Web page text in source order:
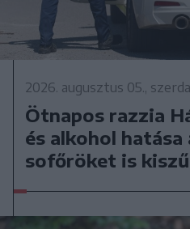
2026. augusztus 05., szerda
Ötnapos razzia
és alkohol
sofőröket is